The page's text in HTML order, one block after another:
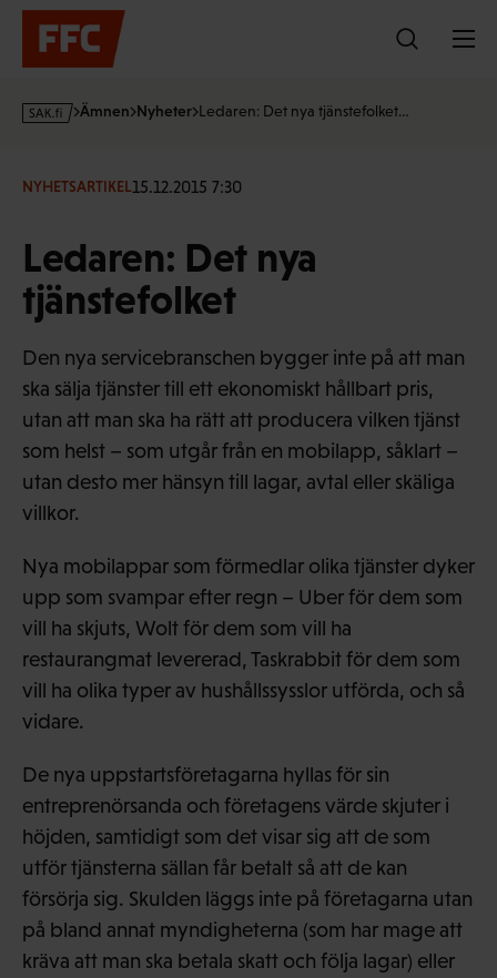
Hoppa
innehållet
s
·
Ämnen Nyheter Ledaren: Det nya tjänstefolket…
NYHETSARTIKEL15.12.2015 7:30
Ledaren: Det nya
tjänstefolket
Den nya servicebranschen bygger inte på att man
ska sälja tjänster till ett ekonomiskt hållbart pris,
utan att man ska ha rätt att producera vilken tjänst
som helst – som utgår från en mobilapp, såklart –
utan desto mer hänsyn till lagar, avtal eller skäliga
villkor.
Nya mobilappar som förmedlar olika tjänster dyker
upp som svampar efter regn – Uber för dem som
vill ha skjuts, Wolt för dem som vill ha
restaurangmat levererad, Taskrabbit för dem som
vill ha olika typer av hushållssysslor utförda, och så
vidare.
De nya uppstartsföretagarna hyllas för sin
entreprenörsanda och företagens värde skjuter i
höjden, samtidigt som det visar sig att de som
utför tjänsterna sällan får betalt så att de kan
försörja sig. Skulden läggs inte på företagarna utan
på bland annat myndigheterna (som har mage att
kräva att man ska betala skatt och följa lagar) eller